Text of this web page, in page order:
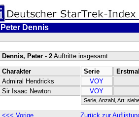
Peter Dennis
Dennis, Peter - 2Auftritte insgesamt
Charakter Serie
Admiral Hendricks
VOY
Sir Isaac Newton
VOY
Serie, Anzahl, Art:
<<< Vorige Zurück zur